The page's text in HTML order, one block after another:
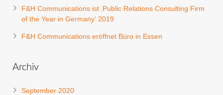
F&H Communications ist ‚Public Relations Consulting Firm
of the Year in Germany‘ 2019
F&H Communications eröffnet Büro in Essen
Archiv
September 2020